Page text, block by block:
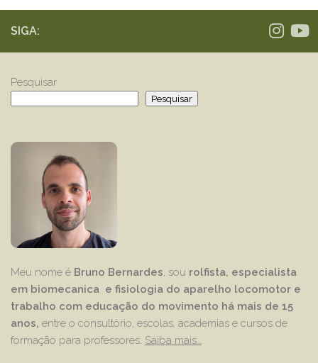
SIGA:
Pesquisar
Pesquisar
Meu nome é Bruno Bernardes, sou rolfista, especialista
em biomecanica e fisiologia do aparelho locomotor e
trabalho com educação do movimento há mais de 15
anos, entre o consultório, escolas, academias e cursos de
formação para professores. Saiba mais…